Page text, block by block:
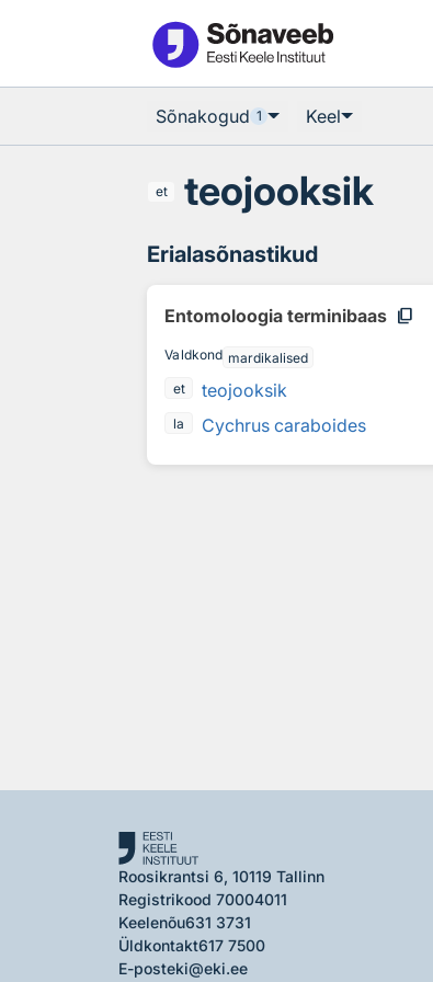
Sõnakogud 1 Keel
et teojooksik
Erialasõnastikud
Entomoloogia terminibaas content_copy
Valdkond mardikalised
et
teojooksik
la Cychrus caraboides
Roosikrantsi 6, 10119 Tallinn
Registrikood 70004011
Keelenõu631 3731
Üldkontakt617 7500
E-posteki@eki.ee